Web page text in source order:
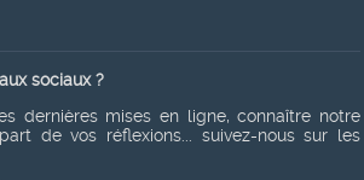
sociaux ?
dernières mises en ligne, connaître notre
de vos réflexions... suivez-nous sur les